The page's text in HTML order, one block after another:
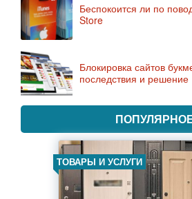
Беспокоится ли по
Store
Блокировка сайтов
последствия и решение
ТОВАРЫ И УСЛУГИ